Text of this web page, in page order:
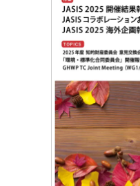
協力企業との適正取引の推進
分析用X線検査装置他PCB廃棄物
入会のご案内
入会金・会費規程
食品
ライフサイエンス
イメージング
材料
X線・放射光
PICK